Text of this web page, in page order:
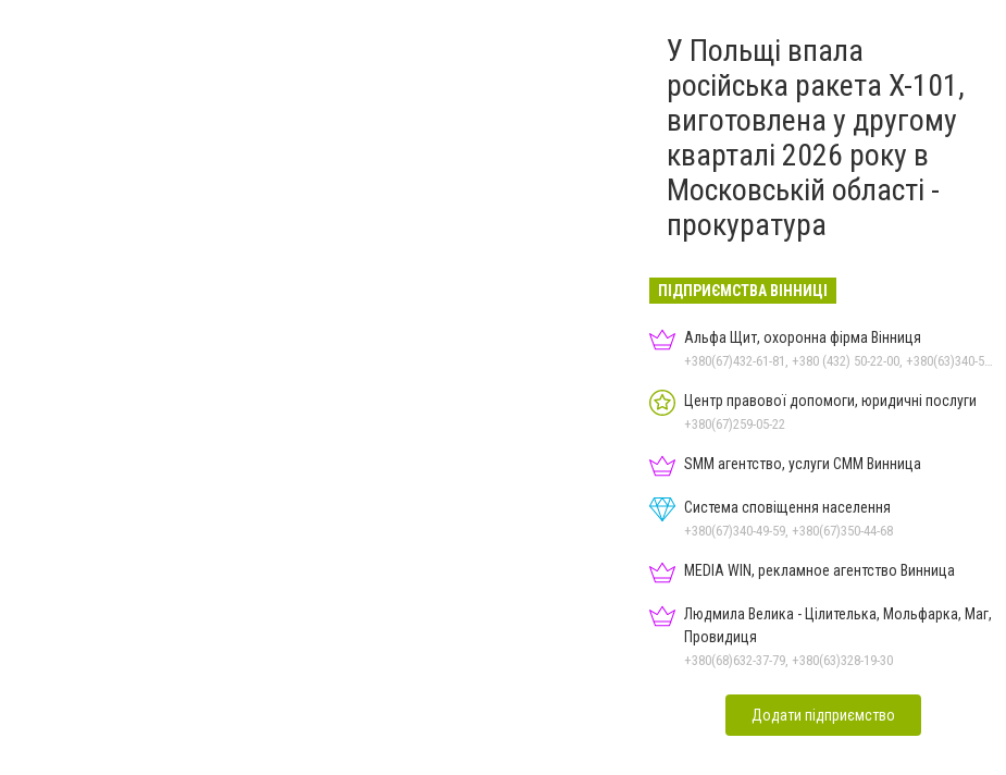
У Польщі впала
російська ракета X-101,
виготовлена у другому
кварталі 2026 року в
Московській області -
прокуратура
ПІДПРИЄМСТВА ВІННИЦІ
Альфа Щит, охоронна фірма Вінниця
+380(67)432-61-81, +380 (432) 50-22-00, +380(63)340-58-58
Центр правової допомоги, юридичні послуги
+380(67)259-05-22
SMM агентство, услуги СММ Винница
Система сповіщення населення
+380(67)340-49-59, +380(67)350-44-68
MEDIA WIN, рекламное агентство Винница
Людмила Велика - Цілителька, Мольфарка, Маг,
Провидиця
+380(68)632-37-79, +380(63)328-19-30
Додати підприємство